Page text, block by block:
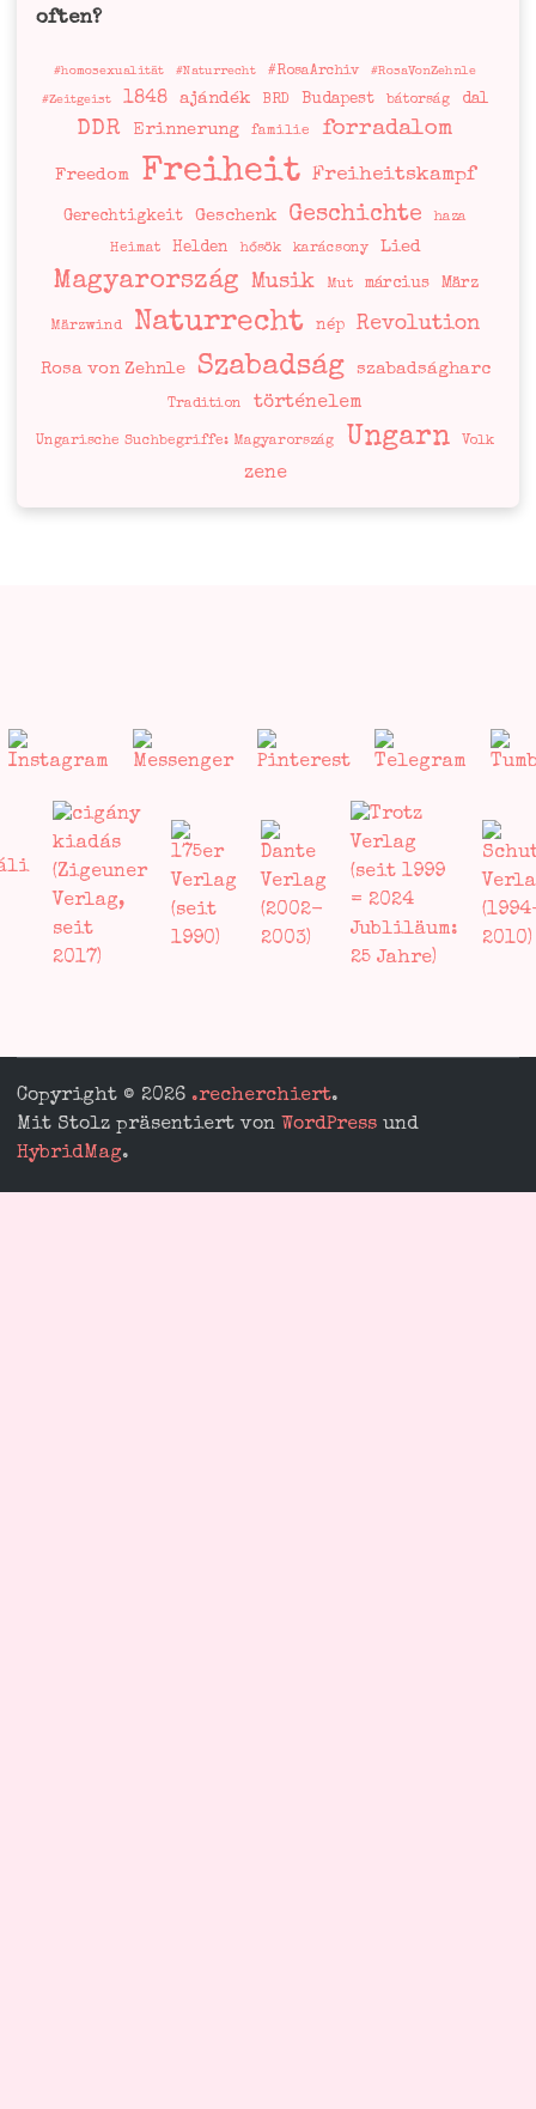
often?
#homosexualität #Naturrecht #RosaArchiv #RosaVonZehnle
#Zeitgeist 1848 ajándék BRD Budapest bátorság dal
DDR Erinnerung familie forradalom
Freedom Freiheit Freiheitskampf
Gerechtigkeit Geschenk Geschichte haza
Heimat Helden hősök karácsony Lied
Magyarország Musik Mut március März
Märzwind Naturrecht nép Revolution
Rosa von Zehnle Szabadság szabadságharc
Tradition történelem
Ungarische Suchbegriffe: Magyarország Ungarn Volk
zene
Copyright © 2026 .recherchiert.
Mit Stolz präsentiert von WordPress und
HybridMag.